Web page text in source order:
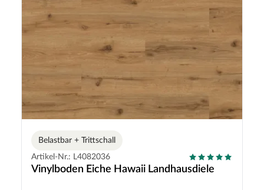
Belastbar + Trittschall
Artikel-Nr.: L4082036
Vinylboden Eiche Hawaii Landhausdiele